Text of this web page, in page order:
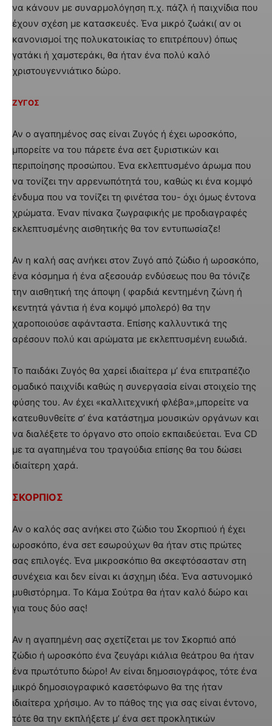
να κάνουν με συναρμολόγηση π.χ. πάζλ ή παιχνίδια που
έχουν σχέση με κατασκευές. Ένα μικρό ζωάκι( αν οι
κανονισμοί της πολυκατοικίας το επιτρέπουν) όπως
γατάκι ή χαμστεράκι, θα ήταν ένα πολύ καλό
χριστουγεννιάτικο δώρο.
ΖΥΓΟΣ
Αν ο αγαπημένος σας είναι Ζυγός ή έχει ωροσκόπο,
μπορείτε να του πάρετε ένα σετ ξυριστικών και
περιποίησης προσώπου. Ένα εκλεπτυσμένο άρωμα που
να τονίζει την αρρενωπότητά του, καθώς κι ένα κομψό
ένδυμα που να τονίζει τη φινέτσα του- όχι όμως έντονα
χρώματα. Έναν πίνακα ζωγραφικής με προδιαγραφές
εκλεπτυσμένης αισθητικής θα τον εντυπωσίαζε!
Αν η καλή σας ανήκει στον Ζυγό από ζώδιο ή ωροσκόπο,
ένα κόσμημα ή ένα αξεσουάρ ενδύσεως που θα τόνιζε
την αισθητική της άποψη ( φαρδιά κεντημένη ζώνη ή
κεντητά γάντια ή ένα κομψό μπολερό) θα την
χαροποιούσε αφάνταστα. Επίσης καλλυντικά της
αρέσουν πολύ και αρώματα με εκλεπτυσμένη ευωδιά.
Το παιδάκι Ζυγός θα χαρεί ιδιαίτερα μ’ ένα επιτραπέζιο
ομαδικό παιχνίδι καθώς η συνεργασία είναι στοιχείο της
φύσης του. Αν έχει «καλλιτεχνική φλέβα»,μπορείτε να
κατευθυνθείτε σ’ ένα κατάστημα μουσικών οργάνων και
να διαλέξετε το όργανο στο οποίο εκπαιδεύεται. Ένα CD
με τα αγαπημένα του τραγούδια επίσης θα του δώσει
ιδιαίτερη χαρά.
ΣΚΟΡΠΙΟΣ
Αν ο καλός σας ανήκει στο ζώδιο του Σκορπιού ή έχει
ωροσκόπο, ένα σετ εσωρούχων θα ήταν στις πρώτες
σας επιλογές. Ένα μικροσκόπιο θα σκεφτόσασταν στη
συνέχεια και δεν είναι κι άσχημη ιδέα. Ένα αστυνομικό
μυθιστόρημα. Το Κάμα Σούτρα θα ήταν καλό δώρο και
για τους δύο σας!
Αν η αγαπημένη σας σχετίζεται με τον Σκορπιό από
ζώδιο ή ωροσκόπο ένα ζευγάρι κιάλια θεάτρου θα ήταν
ένα πρωτότυπο δώρο! Αν είναι δημοσιογράφος, τότε ένα
μικρό δημοσιογραφικό κασετόφωνο θα της ήταν
ιδιαίτερα χρήσιμο. Αν το πάθος της για σας είναι έντονο,
τότε θα την εκπλήξετε μ’ ένα σετ προκλητικών